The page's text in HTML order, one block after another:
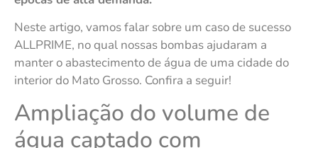
Neste artigo, vamos falar sobre um caso de sucesso
ALLPRIME, no qual nossas bombas ajudaram a
manter o abastecimento de água de uma cidade do
interior do Mato Grosso. Confira a seguir!
Ampliação do volume de
água captado com